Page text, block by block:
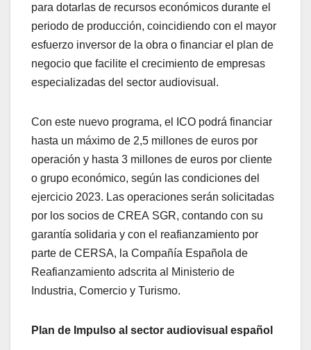
para dotarlas de recursos económicos durante el
periodo de producción, coincidiendo con el mayor
esfuerzo inversor de la obra o financiar el plan de
negocio que facilite el crecimiento de empresas
especializadas del sector audiovisual.
Con este nuevo programa, el ICO podrá financiar
hasta un máximo de 2,5 millones de euros por
operación y hasta 3 millones de euros por cliente
o grupo económico, según las condiciones del
ejercicio 2023. Las operaciones serán solicitadas
por los socios de CREA SGR, contando con su
garantía solidaria y con el reafianzamiento por
parte de CERSA, la Compañía Española de
Reafianzamiento adscrita al Ministerio de
Industria, Comercio y Turismo.
Plan de Impulso al sector audiovisual español